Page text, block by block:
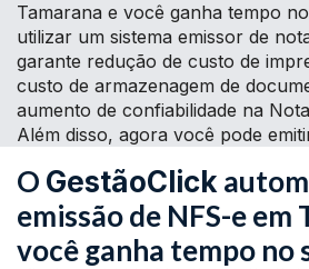
Tamarana e você ganha tempo
utilizar um sistema emissor de
garante redução de custo de
custo de armazenagem de
aumento de confiabilidade na
Além disso, agora você pode
O GestãoClick
emissão de NFS-e em
você ganha tempo no